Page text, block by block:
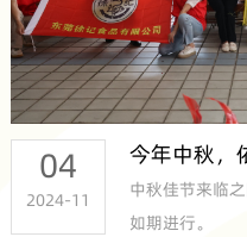
04
2024-11
今年中秋，
中秋佳节来临
如期进行。